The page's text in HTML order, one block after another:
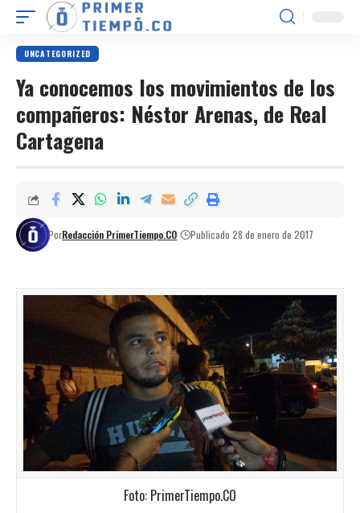
UNCATEGORIZED
Ya conocemos los movimientos de los
compañeros: Néstor Arenas, de Real
Cartagena
PorRedacción PrimerTiempo.CO Publicado 28 de enero de 2017
Foto: PrimerTiempo.CO